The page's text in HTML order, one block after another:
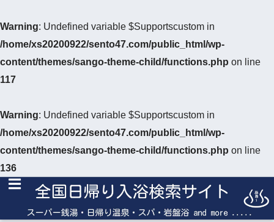
Warning: Undefined variable $Supportscustom in
/home/xs20200922/sento47.com/public_html/wp-
content/themes/sango-theme-child/functions.php on line
117
Warning: Undefined variable $Supportscustom in
/home/xs20200922/sento47.com/public_html/wp-
content/themes/sango-theme-child/functions.php on line
136